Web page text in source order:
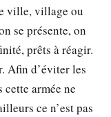
ville, village ou
se présente, on
prêts à réagir.
Afin d’éviter les
cette armée ne
ce n’est pas